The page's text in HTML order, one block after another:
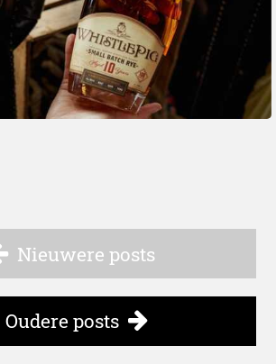
Nieuwere posts
Oudere posts